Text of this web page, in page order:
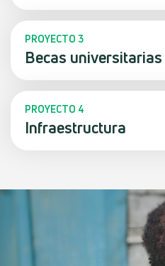
PROYECTO 3
Becas universitarias
PROYECTO 4
Infraestructura